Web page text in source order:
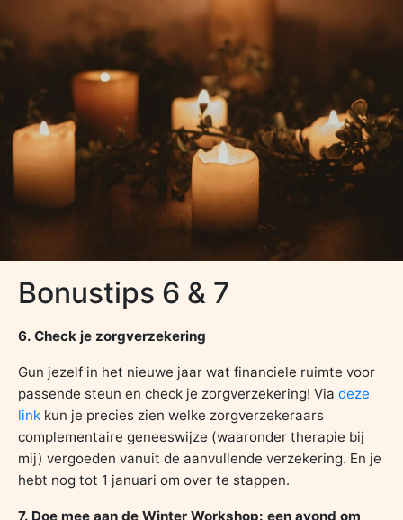
Bonustips 6 & 7
6. Check je zorgverzekering
Gun jezelf in het nieuwe jaar wat financiele ruimte voor
passende steun en check je zorgverzekering! Via deze
link kun je precies zien welke zorgverzekeraars
complementaire geneeswijze (waaronder therapie bij
mij) vergoeden vanuit de aanvullende verzekering. En je
hebt nog tot 1 januari om over te stappen.
7. Doe mee aan de Winter Workshop: een avond om